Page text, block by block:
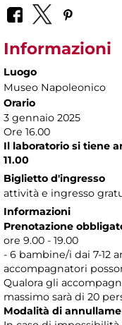
Informazioni
Luogo
Museo Napoleonico
Orario
3 gennaio 2025
Ore 16.00
Il laboratorio si tiene
11.00
Biglietto d'ingresso
attività e ingresso
Informazioni
Prenotazione
ore 9.00 - 19.00
- 6 bambine/i dai 7-12
accompagnatori
Qualora gli
massimo sarà di 20
Modalità di